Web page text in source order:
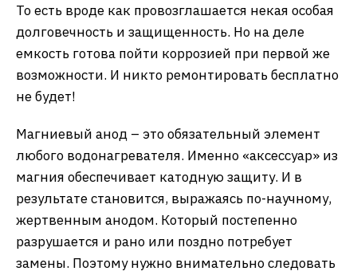
То есть вроде как провозглашается некая особая
долговечность и защищенность. Но на деле
емкость готова пойти коррозией при первой же
возможности. И никто ремонтировать бесплатно
не будет!
Магниевый анод – это обязательный элемент
любого водонагревателя. Именно «аксессуар» из
магния обеспечивает катодную защиту. И в
результате становится, выражаясь по-научному,
жертвенным анодом. Который постепенно
разрушается и рано или поздно потребует
замены. Поэтому нужно внимательно следовать